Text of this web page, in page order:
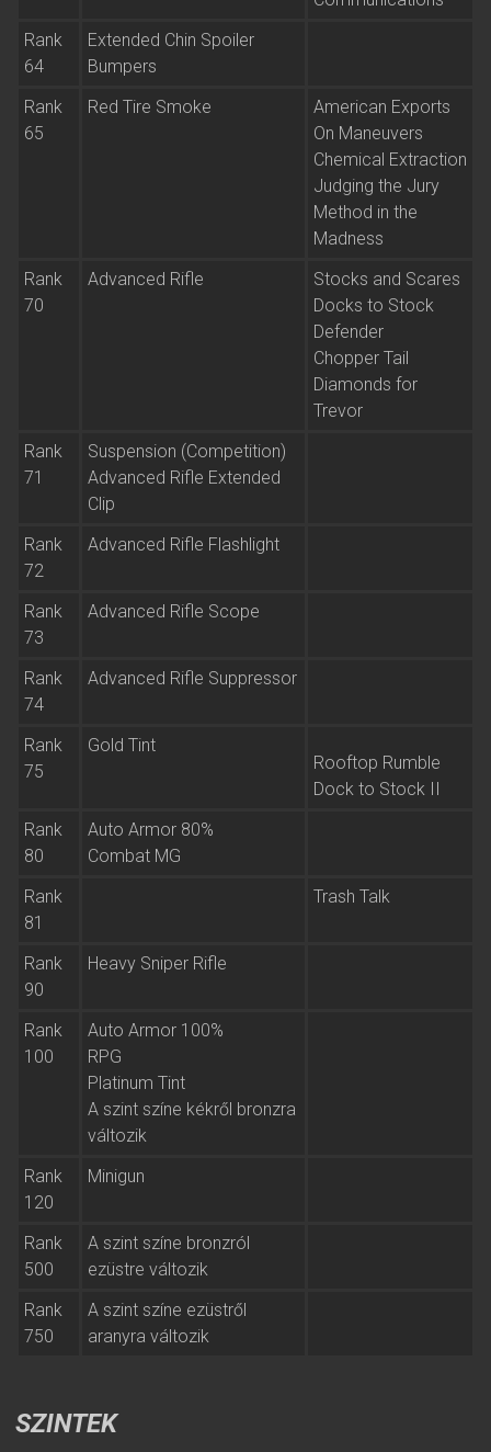
Rank
64
Extended Chin Spoiler
Bumpers
Rank
65
Red Tire Smoke
American Exports
On Maneuvers
Chemical Extraction
Judging the Jury
Method in the
Madness
Rank
70
Advanced Rifle
Stocks and Scares
Docks to Stock
Defender
Chopper Tail
Diamonds for
Trevor
Rank
71
Suspension (Competition)
Advanced Rifle Extended
Clip
Rank
72
Advanced Rifle Flashlight
Rank
73
Advanced Rifle Scope
Rank
74
Advanced Rifle Suppressor
Rank
75
Gold Tint
Rooftop Rumble
Dock to Stock II
Rank
80
Auto Armor 80%
Combat MG
Rank
81
Trash Talk
Rank
90
Heavy Sniper Rifle
Rank
100
Auto Armor 100%
RPG
Platinum Tint
A szint színe kékről bronzra
változik
Rank
120
Minigun
Rank
500
A szint színe bronzról
ezüstre változik
Rank
750
A szint színe ezüstről
aranyra változik
SZINTEK